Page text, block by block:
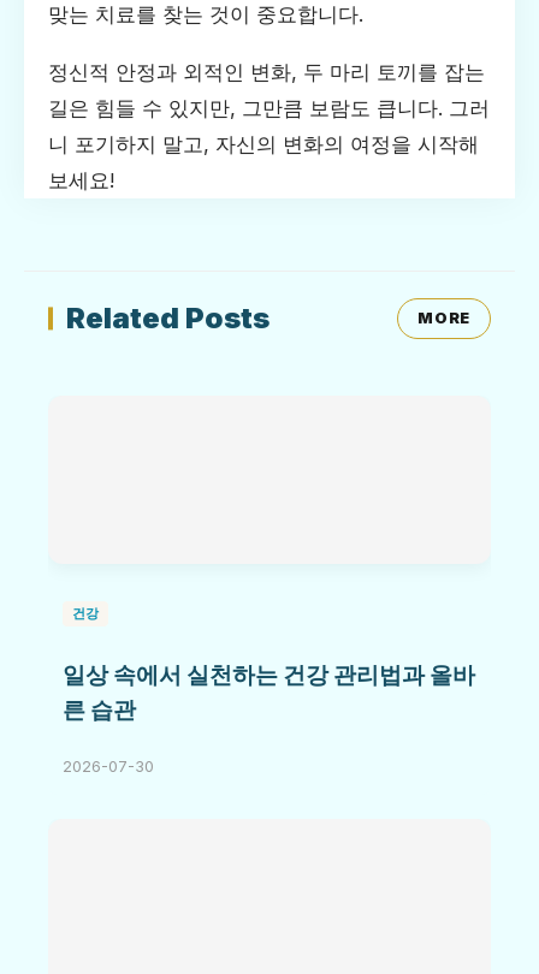
맞는 치료를 찾는 것이 중요합니다.
정신적 안정과 외적인 변화, 두 마리 토끼를 잡는
길은 힘들 수 있지만, 그만큼 보람도 큽니다. 그러
니 포기하지 말고, 자신의 변화의 여정을 시작해
보세요!
Related Posts MORE
건강
일상 속에서 실천하는 건강 관리법과 올바
른 습관
2026-07-30